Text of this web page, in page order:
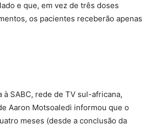
e que, em vez de três doses
os pacientes receberão apenas
SABC, rede de TV sul-africana,
Aaron Motsoaledi informou que o
meses (desde a conclusão da